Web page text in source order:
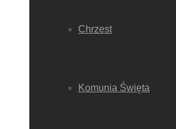
Chrzest
Komunia Święta